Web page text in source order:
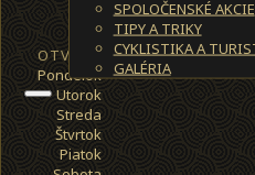
SPOLOČENSKÉ AKCIE
TIPY A TRIKY
CYKLISTIKA A
GALÉRIA
OTVÁRACIE HODINY
Pondelok
Utorok
Streda
Štvrtok
Piatok